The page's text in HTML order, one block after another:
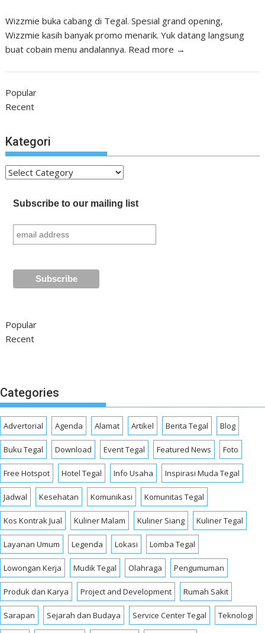
Wizzmie buka cabang di Tegal. Spesial grand opening,
Wizzmie kasih banyak promo menarik. Yuk datang langsung
buat cobain menu andalannya. Read more →
Popular
Recent
Kategori
Kategori
Subscribe to our mailing list
Popular
Recent
Categories
Advertorial Agenda Alamat Artikel Berita Tegal Blog
Buku Tegal Download Event Tegal Featured News Foto
Free Hotspot Hotel Tegal Info Usaha Inspirasi Muda Tegal
Jadwal Kesehatan Komunikasi Komunitas Tegal
Kos Kontrak Jual Kuliner Malam Kuliner Siang Kuliner Tegal
Layanan Umum Legenda Lokasi Lomba Tegal
Lowongan Kerja Mudik Tegal Olahraga Pengumuman
Produk dan Karya Project and Development Rumah Sakit
Sarapan Sejarah dan Budaya Service Center Tegal Teknologi